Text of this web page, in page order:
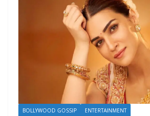
BOLLYWOOD GOSSIP ENTERTAINMENT